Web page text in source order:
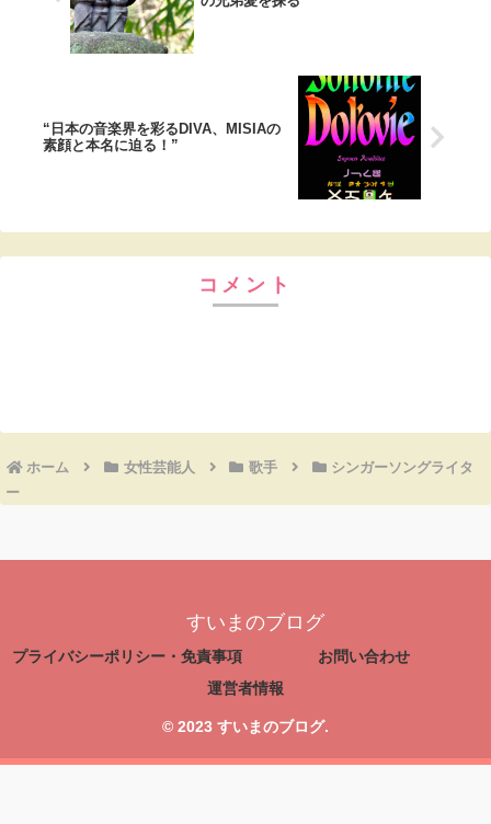
“日本の音楽界を彩るDIVA、MISIAの
素顔と本名に迫る！”
コメント
ホーム 女性芸能人 歌手
シンガーソングライタ
ー
すいまのブログ
プライバシーポリシー・免責事項
お問い合わせ
運営者情報
© 2023 すいまのブログ.